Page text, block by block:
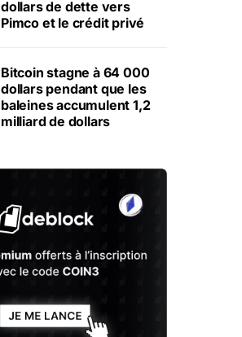
dollars de dette vers
Pimco et le crédit privé
Bitcoin stagne à 64 000
dollars pendant que les
baleines accumulent 1,2
milliard de dollars